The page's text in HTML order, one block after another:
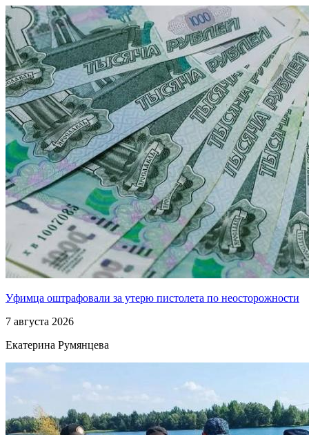
Уфимца оштрафовали за утерю пистолета по неосторожности
7 августа 2026
Екатерина Румянцева